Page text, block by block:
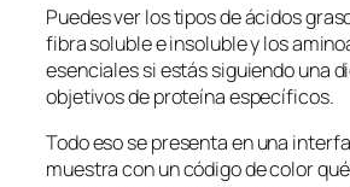
Puedes ver los tipos de ácidos
fibra soluble e insoluble y los
esenciales si estás siguiendo una
objetivos de proteína específicos.
Todo eso se presenta en una
muestra con un código de color